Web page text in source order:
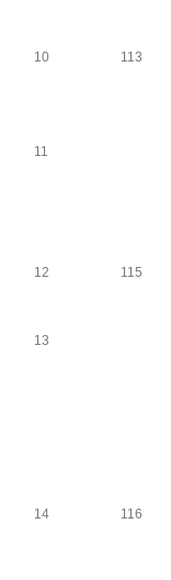
10 113
11
12 115
13
14 116